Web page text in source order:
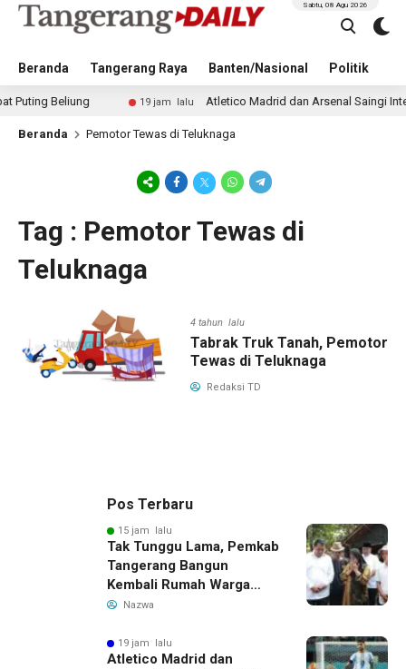
Beranda Tangerang Raya Banten/Nasional Politik
Sabtu, 08 Agu 2026
Beliung 19 jam lalu Atletico Madrid dan Arsenal Saingi Inter
Beranda Pemotor Tewas di Teluknaga
Tag : Pemotor Tewas di
Teluknaga
4 tahun lalu
Tabrak Truk Tanah, Pemotor
Tewas di Teluknaga
Redaksi TD
Pos Terbaru
15 jam lalu
Tak Tunggu Lama, Pemkab
Tangerang Bangun
Kembali Rumah Warga
yang Roboh Akibat Puting
Nazwa
19 jam lalu
Atletico Madrid dan